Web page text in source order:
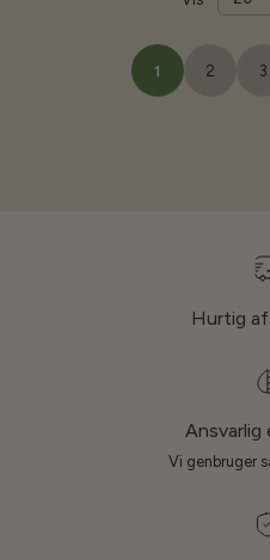
1 2 3
Hurtig
Ansvarlig
Vi genbruger